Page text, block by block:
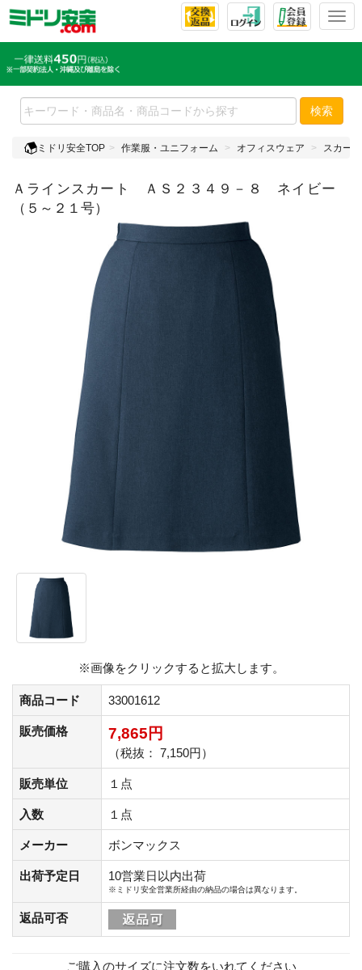
T
l
e
n
v
検索
ミドリ安全TOP 作業服・ユニフォーム オフィスウェア スカート
Ａラインスカート ＡＳ２３４９－８ ネイビー
（５～２１号）
※画像をクリックすると拡大します。
商品コード 33001612
販売価格 7,865円
（税抜： 7,150円）
販売単位 １点
入数 １点
メーカー ボンマックス
出荷予定日 10営業日以内出荷
※ミドリ安全営業所経由の納品の場合は異なります。
返品可否
ご購入のサイズに注文数をいれてください